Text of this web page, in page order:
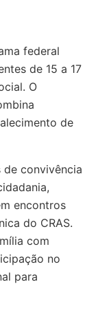
federal
de 15 a 17
O
de
convivência
encontros
do CRAS.
com
no
para